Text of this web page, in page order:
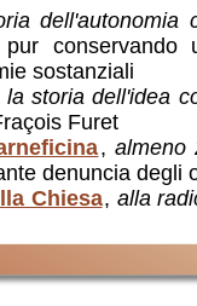
dell'autonomia
sostanziali
, almeno
denuncia degli
Chiesa, alla
: testo in
del
la storia dell'idea
Furet